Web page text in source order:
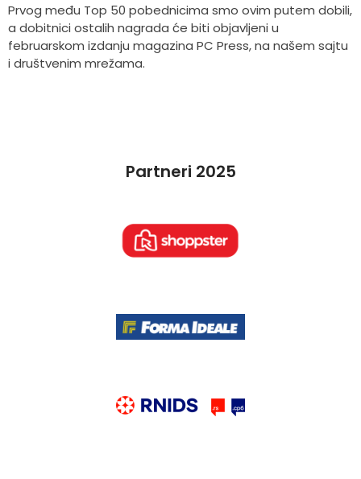
Prvog među Top 50 pobednicima smo ovim putem dobili,
a dobitnici ostalih nagrada će biti objavljeni u
februarskom izdanju magazina PC Press, na našem sajtu
i društvenim mrežama.
Partneri 2025